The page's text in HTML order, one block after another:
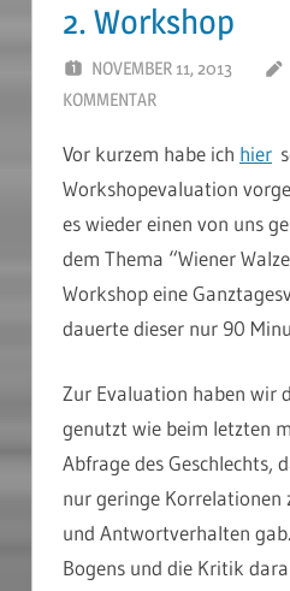
2. Workshop
NOVEMBER 11, 2013
KOMMENTAR
Vor kurzem habe ich hier
Workshopevaluation
es wieder einen von uns
dem Thema “Wiener
Workshop eine
dauerte dieser nur 90
Zur Evaluation haben wir
genutzt wie beim letzten
Abfrage des Geschlechts,
nur geringe Korrelationen
und Antwortverhalten
Bogens und die Kritik